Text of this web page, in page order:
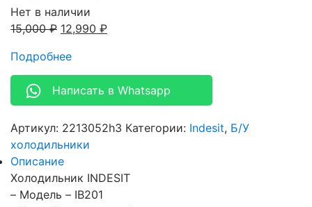
Нет в наличии
15,000₽ 12,990 ₽
Подробнее
Написать в Whatsapp
Артикул: 2213052h3 Категории: Indesit, Б/У
холодильники
Описание
Холодильник INDESIT
– Модель – IB201